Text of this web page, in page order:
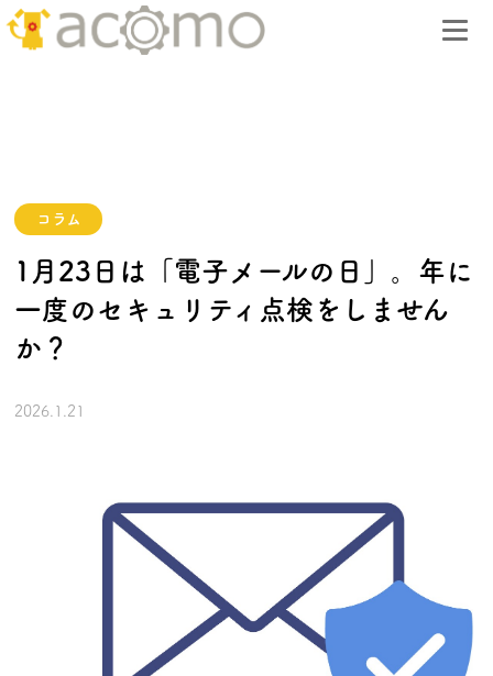
コラム
1月23日は「電子メールの日」。年に
一度のセキュリティ点検をしません
か？
2026.1.21